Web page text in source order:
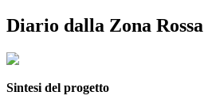
Diario dalla Zona Rossa
Sintesi del progetto